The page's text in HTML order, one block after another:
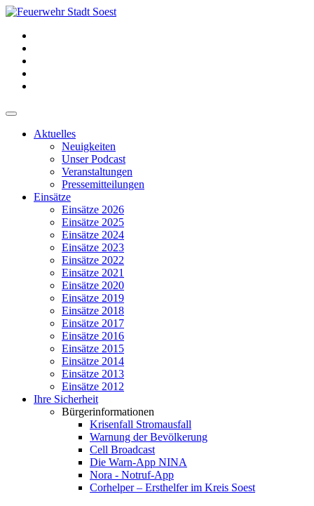
Aktuelles
Neuigkeiten
Unser Podcast
Veranstaltungen
Pressemitteilungen
Einsätze
Einsätze 2026
Einsätze 2025
Einsätze 2024
Einsätze 2023
Einsätze 2022
Einsätze 2021
Einsätze 2020
Einsätze 2019
Einsätze 2018
Einsätze 2017
Einsätze 2016
Einsätze 2015
Einsätze 2014
Einsätze 2013
Einsätze 2012
Ihre Sicherheit
Bürgerinformationen
Krisenfall Stromausfall
Warnung der Bevölkerung
Cell Broadcast
Die Warn-App NINA
Nora - Notruf-App
Corhelper – Ersthelfer im Kreis Soest